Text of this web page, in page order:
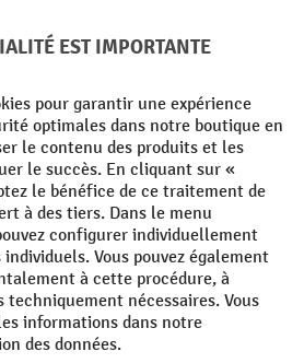
Mentions légales
Politique de cookies
costsand possible delivery charges,
épuisement des stocks. La remise ne
Il n'est pas possible de le combiner
pourcentage ou bons de réduction. | ² La
seule fois lors de la première inscription
est valable pendant 10 jours et